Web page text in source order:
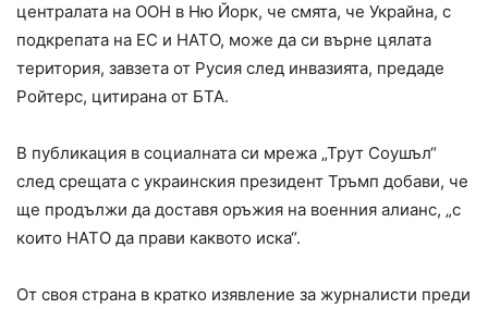
централата на ООН в Ню Йорк, че смята, че Украйна, с
подкрепата на ЕС и НАТО, може да си върне цялата
територия, завзета от Русия след инвазията, предаде
Ройтерс, цитирана от БТА.
В публикация в социалната си мрежа „Трут Соушъл“
след срещата с украинския президент Тръмп добави, че
ще продължи да доставя оръжия на военния алианс, „с
които НАТО да прави каквото иска“.
От своя страна в кратко изявление за журналисти преди